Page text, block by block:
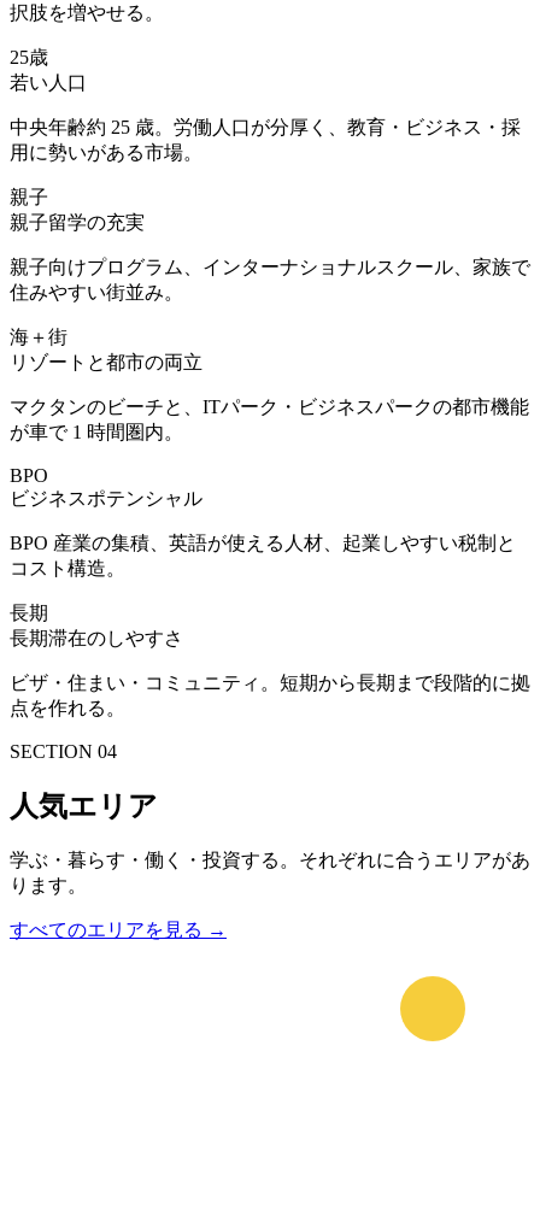
択肢を増やせる。
25歳
若い人口
中央年齢約 25 歳。労働人口が分厚く、教育・ビジネス・採
用に勢いがある市場。
親子
親子留学の充実
親子向けプログラム、インターナショナルスクール、家族で
住みやすい街並み。
海＋街
リゾートと都市の両立
マクタンのビーチと、ITパーク・ビジネスパークの都市機能
が車で 1 時間圏内。
BPO
ビジネスポテンシャル
BPO 産業の集積、英語が使える人材、起業しやすい税制と
コスト構造。
長期
長期滞在のしやすさ
ビザ・住まい・コミュニティ。短期から長期まで段階的に拠
点を作れる。
SECTION 04
人気エリア
学ぶ・暮らす・働く・投資する。それぞれに合うエリアがあ
ります。
すべてのエリアを見る →